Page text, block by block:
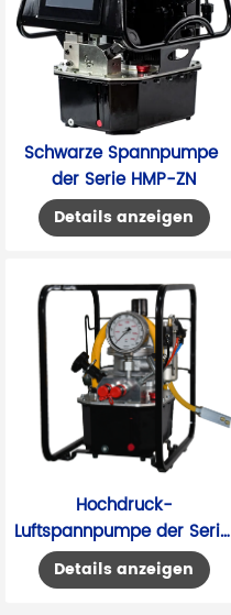
Schwarze Spannpumpe
der Serie HMP-ZN
Details anzeigen
Hochdruck-
Luftspannpumpe der Serie
HLP3-20N
Details anzeigen